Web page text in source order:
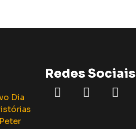
Redes Sociais